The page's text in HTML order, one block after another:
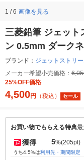
1 / 6 画像を見る
三菱鉛筆 ジェット
ン 0.5mm ダーク
ブランド： ジェットストリ
メーカー希望小売価格：
25%OFF価格
4,500円 （税込） セール
お買い物でもらえる特典
獲得 5%(205pt)
うち4.5%は利用先・期間限定